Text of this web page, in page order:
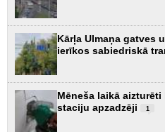
Kārļa Ulmaņa gatves
ierīkos sabiedriskā
Mēneša laikā
staciju apzadzēji
1